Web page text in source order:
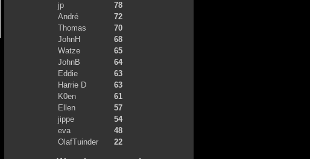
jp
78
André
72
Thomas
70
JohnH
68
Watze
65
JohnB
64
Eddie
63
Harrie D
63
K0en
61
Ellen
57
jippe
54
eva
48
OlafTuinder
22